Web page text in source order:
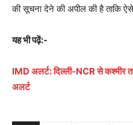
की सूचना देने की अपील की है ताकि
यह भी पढ़ें:-
IMD अलर्ट: दिल्ली-NCR से कश्मीर
अलर्ट